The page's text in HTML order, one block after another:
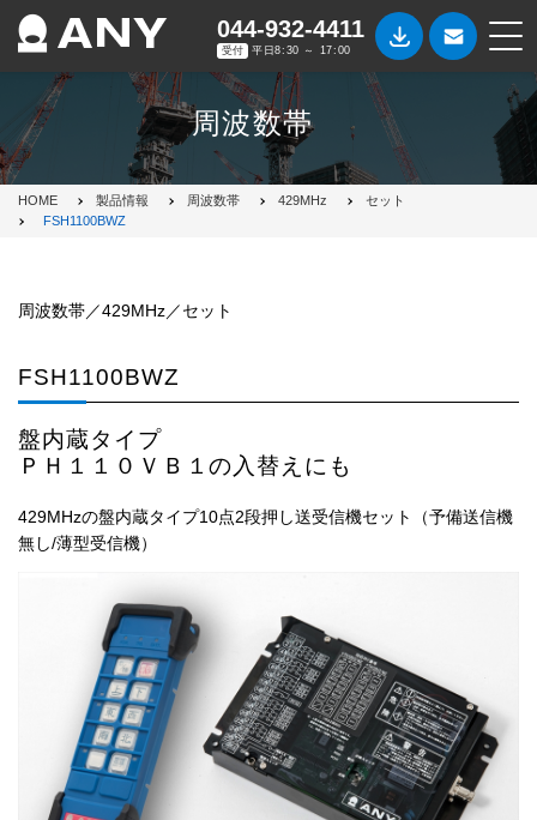
044-932-4411
受付 平日8:30 ～ 17:00
周波数帯
HOME 製品情報 周波数帯 429MHz
セット
FSH1100BWZ
周波数帯／429MHz／セット
FSH1100BWZ
盤内蔵タイプ
ＰＨ１１０ＶＢ１の入替えにも
429MHzの盤内蔵タイプ10点2段押し送受信機セット（予備送信機
無し/薄型受信機）